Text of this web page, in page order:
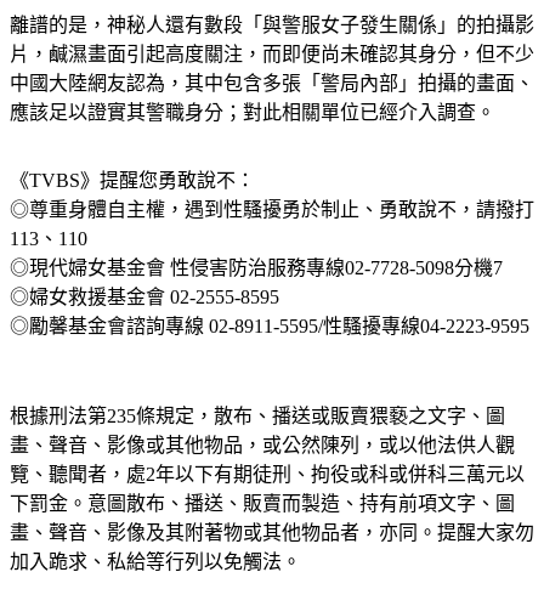
離譜的是，神秘人還有數段「與警服女子發生關係」的拍攝影
片，鹹濕畫面引起高度關注，而即便尚未確認其身分，但不少
中國大陸網友認為，其中包含多張「警局內部」拍攝的畫面、
《TVBS》提醒您勇敢說不：
◎尊重身體自主權，遇到性騷擾勇於制止、勇敢說不，請撥打
113、110
◎現代婦女基金會 性侵害防治服務專線02-7728-5098分機7
◎婦女救援基金會 02-2555-8595
根據刑法第235條規定，散布、播送或販賣猥褻之文字、圖
畫、聲音、影像或其他物品，或公然陳列，或以他法供人觀
覽、聽聞者，處2年以下有期徒刑、拘役或科或併科三萬元以
下罰金。意圖散布、播送、販賣而製造、持有前項文字、圖
畫、聲音、影像及其附著物或其他物品者，亦同。提醒大家勿